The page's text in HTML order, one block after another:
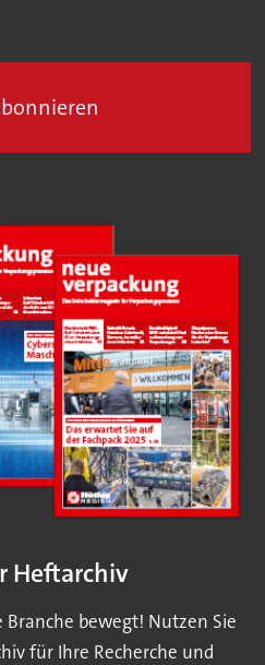
Heftarchiv
Branche bewegt! Nutzen Sie
für Ihre Recherche und